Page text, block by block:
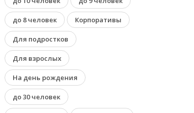
до 8 человек Корпоративы
Для подростков
Для взрослых
На день рождения
до 30 человек